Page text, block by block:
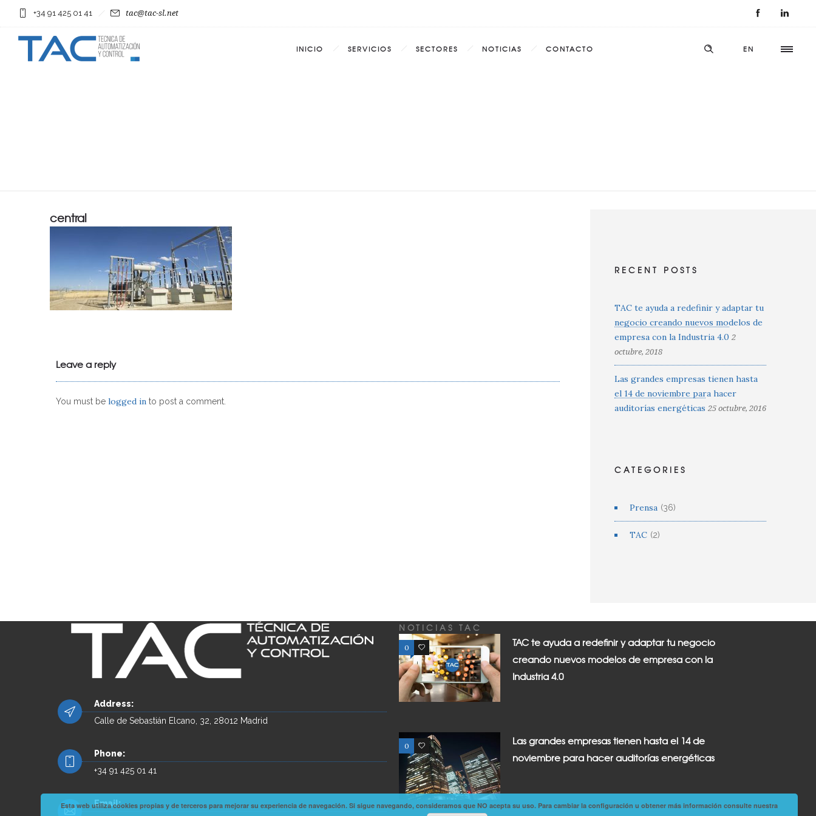
+34 91 425 01 41 tac@tac-sl.net
EN
INICIO SERVICIOS SECTORES NOTICIAS CONTACTO
central
Leave a reply
You must be logged in to post a comment.
RECENT POSTS
TAC te ayuda a redefinir y adaptar tu
negocio creando nuevos modelos de
empresa con la Industria 4.0 2
octubre, 2018
Las grandes empresas tienen hasta
el 14 de noviembre para hacer
auditorías energéticas 25 octubre, 2016
CATEGORIES
Prensa (36)
TAC (2)
Address:
Calle de Sebastián Elcano, 32, 28012 Madrid
Phone:
+34 91 425 01 41
Email:
NOTICIAS TAC
0 0
TAC te ayuda a redefinir y adaptar tu negocio
creando nuevos modelos de empresa con la
Industria 4.0
0 0
Las grandes empresas tienen hasta el 14 de
noviembre para hacer auditorías energéticas
Esta web utiliza cookies propias y de terceros para mejorar su experiencia de navegación. Si sigue navegando, consideramos que NO acepta su uso. Para cambiar la configuración u obtener más información consulte nuestra